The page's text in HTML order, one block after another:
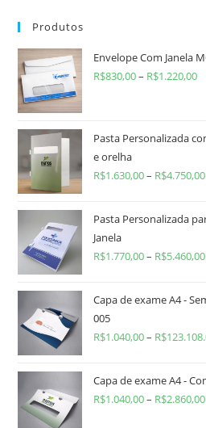
Produtos
Envelope Com Janela
R$830,00– R$1.220,00
Pasta Personalizada
e orelha
R$1.630,00– R$4.750,00
Pasta Personalizada
Janela
R$1.770,00– R$5.460,00
Capa de exame A4 -
005
R$1.040,00– R$
Capa de exame A4 -
R$1.040,00– R$2.860,00